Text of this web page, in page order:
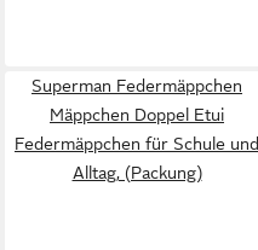
Superman Federmäppchen
Mäppchen Doppel Etui
Federmäppchen für Schule und
Alltag, (Packung)